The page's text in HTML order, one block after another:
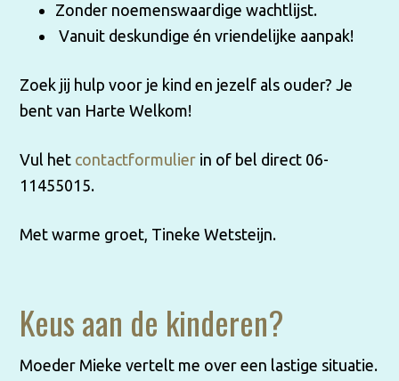
Zonder noemenswaardige wachtlijst.
Vanuit deskundige én vriendelijke aanpak!
Zoek jij hulp voor je kind en jezelf als ouder? Je
bent van Harte Welkom!
Vul het contactformulier in of bel direct 06-
11455015.
Met warme groet, Tineke Wetsteijn.
Keus aan de kinderen?
Moeder Mieke vertelt me over een lastige situatie.